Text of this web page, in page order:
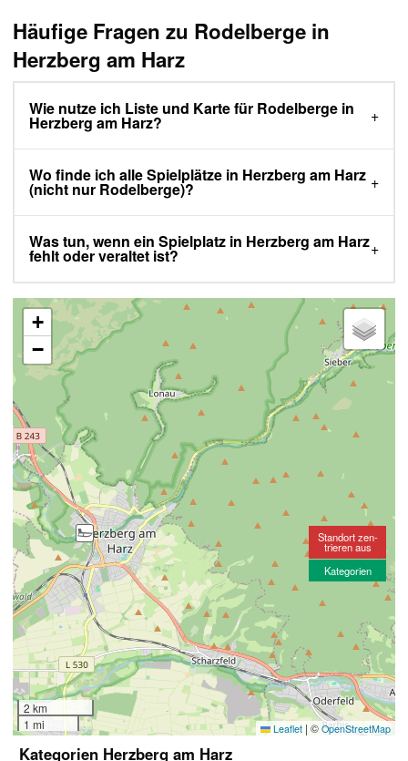
Häufige Fragen zu Rodelberge in
Herzberg am Harz
Wie nutze ich Liste und Karte für Rodelberge in
Herzberg am Harz?
Wo finde ich alle Spielplätze in Herzberg am Harz
(nicht nur Rodelberge)?
Was tun, wenn ein Spielplatz in Herzberg am Harz
fehlt oder veraltet ist?
+
−
2 km
1 mi
Leaflet | © OpenStreetMap
Standort zen-
trieren aus
Kategorien
Kategorien Herzberg am Harz